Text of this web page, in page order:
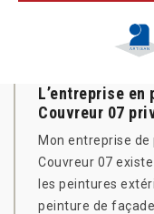
L’entreprise
Couvreur 07
Mon entreprise
Couvreur 07
les peintures
peinture de